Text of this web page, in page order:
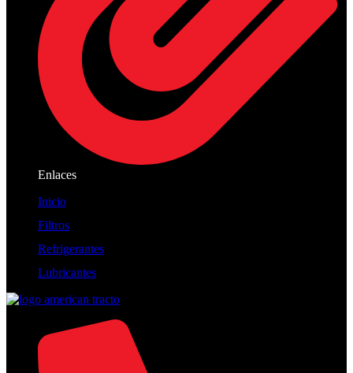
Enlaces
Inicio
Filtros
Refrigerantes
Lubricantes